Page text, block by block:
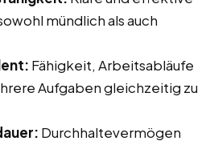
mündlich als auch
Fähigkeit, Arbeitsabläufe
Aufgaben gleichzeitig zu
Durchhaltevermögen